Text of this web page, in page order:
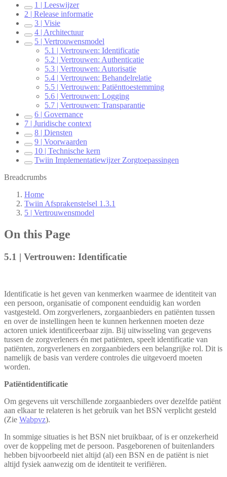
1 | Leeswijzer
2 | Release informatie
3 | Visie
4 | Architectuur
5 | Vertrouwensmodel
5.1 | Vertrouwen: Identificatie
5.2 | Vertrouwen: Authenticatie
5.3 | Vertrouwen: Autorisatie
5.4 | Vertrouwen: Behandelrelatie
5.5 | Vertrouwen: Patiënttoestemming
5.6 | Vertrouwen: Logging
5.7 | Vertrouwen: Transparantie
6 | Governance
7 | Juridische context
8 | Diensten
9 | Voorwaarden
10 | Technische kern
Twiin Implementatiewijzer Zorgtoepassingen
Breadcrumbs
Home
Twiin Afsprakenstelsel 1.3.1
5 | Vertrouwensmodel
On this Page
5.1 | Vertrouwen: Identificatie
Identificatie is het geven van kenmerken waarmee de identiteit van
een persoon, organisatie of component eenduidig kan worden
vastgesteld. Om zorgverleners, zorgaanbieders en patiënten tussen
en over de instellingen heen te kunnen herkennen moeten deze
actoren uniek identificeerbaar zijn. Bij uitwisseling van gegevens
tussen de zorgverleners én met patiënten, speelt identificatie van
patiënten, zorgverleners en zorgaanbieders een belangrijke rol. Dit is
namelijk de basis van verdere controles die uitgevoerd moeten
worden.
Patiëntidentificatie
Om gegevens uit verschillende zorgaanbieders over dezelfde patiënt
aan elkaar te relateren is het gebruik van het BSN verplicht gesteld
(Zie Wabpvz).
In sommige situaties is het BSN niet bruikbaar, of is er onzekerheid
over de koppeling met de persoon. Pasgeborenen of buitenlanders
hebben bijvoorbeeld niet altijd (al) een BSN en de patiënt is niet
altijd fysiek aanwezig om de identiteit te verifiëren.